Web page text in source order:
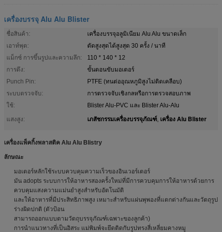
เครื่องบรรจุ Alu Alu Blister
ชื่อสินค้า:
เครื่องบรรจุอลูมิเนียม Alu Alu ขนาดเล็ก
เอาท์พุต:
ตัดสูงสุดได้สูงสุด 30 ครั้ง / นาที
แม็กซ์ การขึ้นรูปและความลึก:
110 * 140 * 12
การดึง:
ขั้นตอนขับมอเตอร์
Punch Pin:
PTFE (ทนต่ออุณหภูมิสูงไม่ติดเคลือบ)
ระบบตรวจจับ:
การตรวจจับเชิงกลหรือการตรวจสอบภาพ
ใช้:
Blister Alu-PVC และ Blister Alu-Alu
แสงสูง:
เภสัชกรรมเครื่องบรรจุภัณฑ์, เครื่อง Alu Blister
เครื่องแพ็คกิ้งพลาสติค Alu Alu Blistry
ลักษณะ
มอเตอร์หลักใช้ระบบควบคุมความเร็วของอินเวอร์เตอร์
มัน adopts ระบบการให้อาหารสองครั้งใหม่ที่มีการควบคุมการให้อาหารด้วยการ
ควบคุมแสงความแม่นยำสูงสำหรับอัตโนมัติ
และให้อาหารที่มีประสิทธิภาพสูง เหมาะสำหรับแผ่นพุพองที่แตกต่างกันและวัตถุรูป
ร่างผิดปกติ (ตัวป้อน
สามารถออกแบบตามวัตถุบรรจุภัณฑ์เฉพาะของลูกค้า)
การนำแนวทางที่เป็นอิสระ แม่พิมพ์จะยึดติดกับรูปทรงสี่เหลี่ยมคางหมู